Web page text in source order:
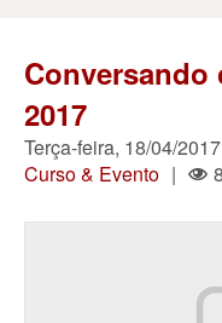
2017
Terça-feira, 18/04/
Curso & Evento |